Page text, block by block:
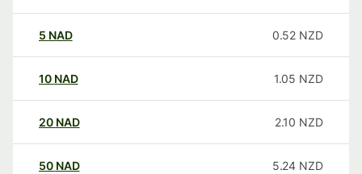
5 NAD 0.52 NZD
10 NAD 1.05 NZD
20 NAD 2.10 NZD
50 NAD 5.24 NZD